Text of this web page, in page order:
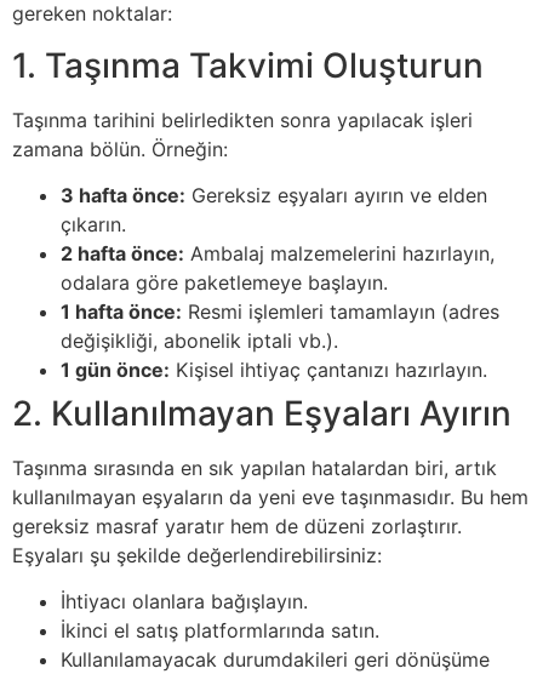
gereken noktalar:
1. Taşınma Takvimi Oluşturun
Taşınma tarihini belirledikten sonra yapılacak işleri
zamana bölün. Örneğin:
3 hafta önce: Gereksiz eşyaları ayırın ve elden
çıkarın.
2 hafta önce: Ambalaj malzemelerini hazırlayın,
odalara göre paketlemeye başlayın.
1 hafta önce: Resmi işlemleri tamamlayın (adres
değişikliği, abonelik iptali vb.).
1 gün önce: Kişisel ihtiyaç çantanızı hazırlayın.
2. Kullanılmayan Eşyaları Ayırın
Taşınma sırasında en sık yapılan hatalardan biri, artık
kullanılmayan eşyaların da yeni eve taşınmasıdır. Bu hem
gereksiz masraf yaratır hem de düzeni zorlaştırır.
Eşyaları şu şekilde değerlendirebilirsiniz:
İhtiyacı olanlara bağışlayın.
İkinci el satış platformlarında satın.
Kullanılamayacak durumdakileri geri dönüşüme